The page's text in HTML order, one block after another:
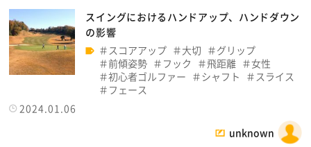
スイングにおけるハンドアップ、ハンドダウン
の影響
スコアアップ
大切
グリップ
前傾姿勢
フック 飛距離
女性
初心者ゴルファー
シャフト
スライス
フェース
2024.01.06
unknown